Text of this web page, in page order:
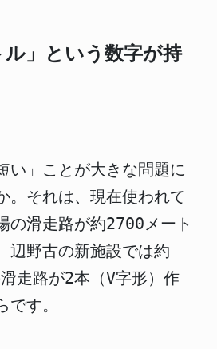
ル」という数字が持
い」ことが大きな問題に
。それは、現在使われて
の滑走路が約2700メート
辺野古の新施設では約
走路が2本（V字形）作
す。